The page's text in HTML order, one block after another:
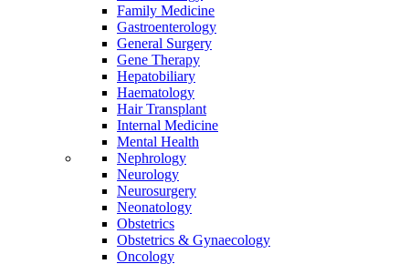
Family Medicine
Gastroenterology
General Surgery
Gene Therapy
Hepatobiliary
Haematology
Hair Transplant
Internal Medicine
Mental Health
Nephrology
Neurology
Neurosurgery
Neonatology
Obstetrics
Obstetrics & Gynaecology
Oncology